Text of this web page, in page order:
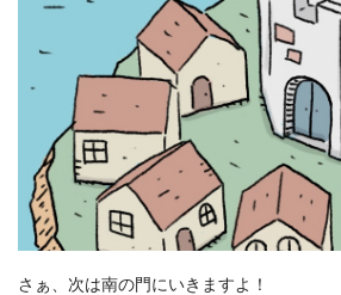
さぁ、次は南の門にいきますよ！